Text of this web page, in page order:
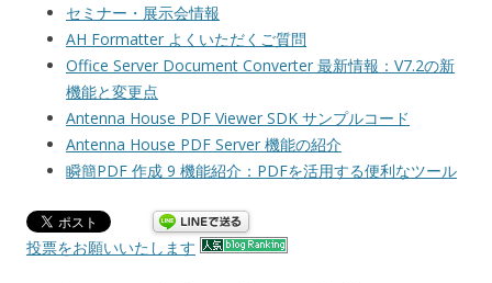
セミナー・展示会情報
AH Formatter よくいただくご質問
Office Server Document Converter 最新情報：V7.2の新
機能と変更点
Antenna House PDF Viewer SDK サンプルコード
Antenna House PDF Server 機能の紹介
瞬簡PDF 作成 9 機能紹介：PDFを活用する便利なツール
投票をお願いいたします